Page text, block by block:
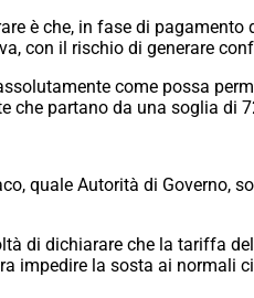
è che, in fase di
con il rischio di generare
come possa
che partano da una soglia di
quale Autorità di Governo,
di dichiarare che la tariffa
impedire la sosta ai normali